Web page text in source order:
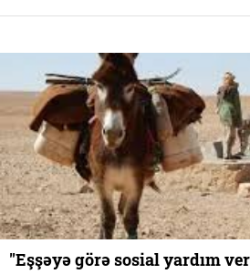
"Eşşəyə görə sosial yardım